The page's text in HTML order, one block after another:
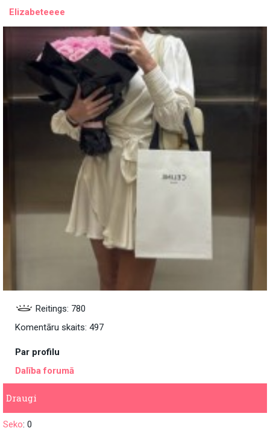
Elizabeteeee
Reitings: 780
Komentāru skaits: 497
Par profilu
Dalība forumā
Draugi
Seko: 0